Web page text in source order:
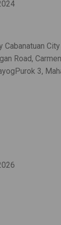
Cabanatuan
Road,
3,